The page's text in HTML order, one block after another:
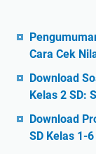
Cara Cek
Download
Kelas 2 SD:
Download
SD Kelas 1-